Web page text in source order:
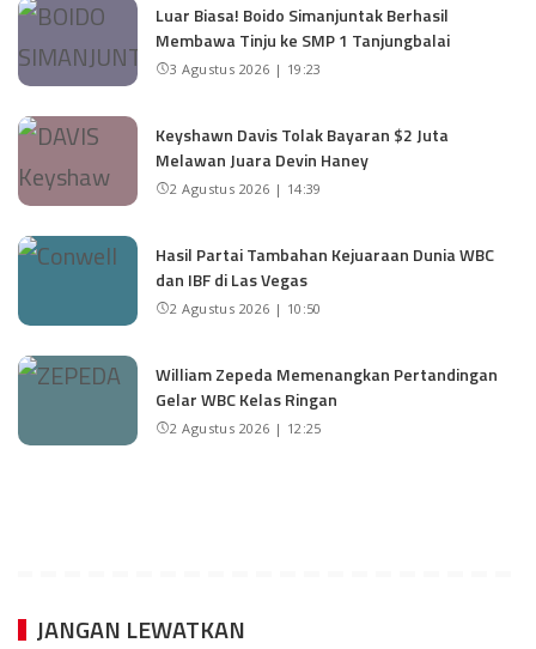
Luar Biasa! Boido Simanjuntak Berhasil
Membawa Tinju ke SMP 1 Tanjungbalai
3 Agustus 2026 | 19:23
Keyshawn Davis Tolak Bayaran $2 Juta
Melawan Juara Devin Haney
2 Agustus 2026 | 14:39
Hasil Partai Tambahan Kejuaraan Dunia WBC
dan IBF di Las Vegas
2 Agustus 2026 | 10:50
William Zepeda Memenangkan Pertandingan
Gelar WBC Kelas Ringan
2 Agustus 2026 | 12:25
JANGAN LEWATKAN